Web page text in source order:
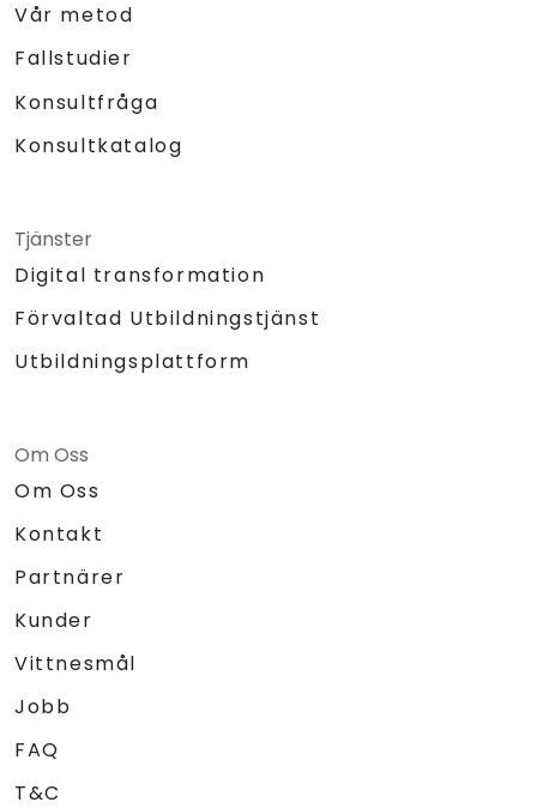
Vår metod
Fallstudier
Konsultfråga
Konsultkatalog
Tjänster
Digital transformation
Förvaltad Utbildningstjänst
Utbildningsplattform
Om Oss
Om Oss
Kontakt
Partnärer
Kunder
Vittnesmål
Jobb
FAQ
T&C